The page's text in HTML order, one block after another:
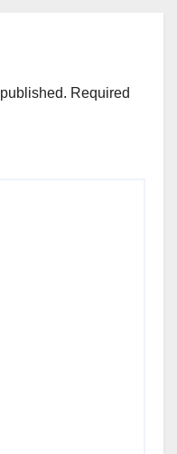
Required